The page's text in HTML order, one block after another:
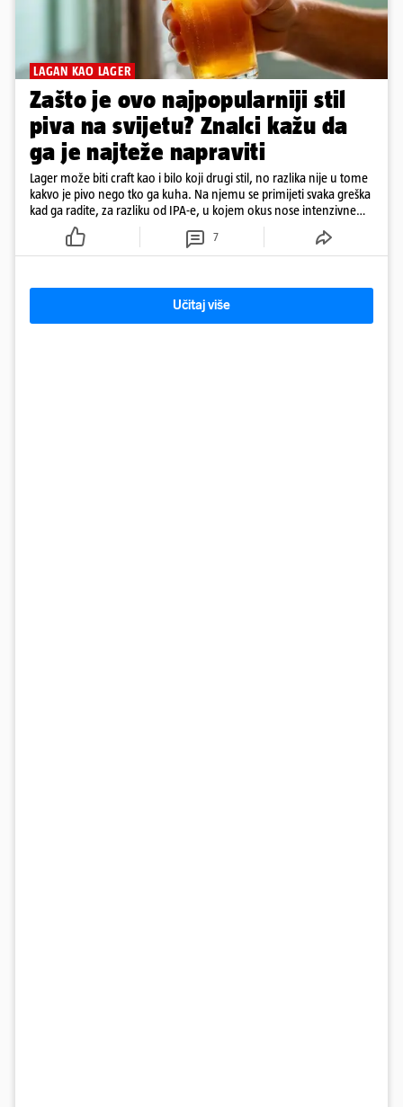
LAGAN KAO LAGER
Zašto je ovo najpopularniji stil
piva na svijetu? Znalci kažu da
ga je najteže napraviti
Lager može biti craft kao i bilo koji drugi stil, no razlika nije u tome
kakvo je pivo nego tko ga kuha. Na njemu se primijeti svaka greška
kad ga radite, za razliku od IPA-e, u kojem okus nose intenzivne
7
Učitaj više